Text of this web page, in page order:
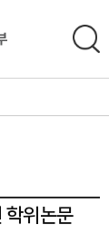
위논문